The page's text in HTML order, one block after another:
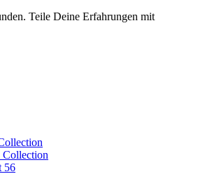
Teile Deine Erfahrungen mit